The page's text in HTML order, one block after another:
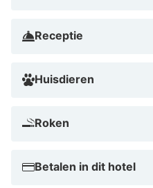
Receptie
Huisdieren
Roken
Betalen in dit hotel